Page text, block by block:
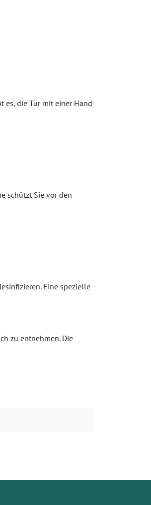
es, die Tür mit einer Hand
schützt Sie vor den
Eine spezielle
zu entnehmen. Die